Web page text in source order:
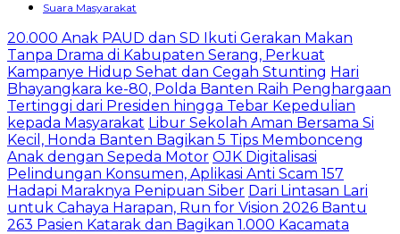
Suara Masyarakat
20.000 Anak PAUD dan SD Ikuti Gerakan Makan
Tanpa Drama di Kabupaten Serang, Perkuat
Kampanye Hidup Sehat dan Cegah Stunting Hari
Bhayangkara ke-80, Polda Banten Raih Penghargaan
Tertinggi dari Presiden hingga Tebar Kepedulian
kepada Masyarakat Libur Sekolah Aman Bersama Si
Kecil, Honda Banten Bagikan 5 Tips Membonceng
Anak dengan Sepeda Motor OJK Digitalisasi
Pelindungan Konsumen, Aplikasi Anti Scam 157
Hadapi Maraknya Penipuan Siber Dari Lintasan Lari
untuk Cahaya Harapan, Run for Vision 2026 Bantu
263 Pasien Katarak dan Bagikan 1.000 Kacamata